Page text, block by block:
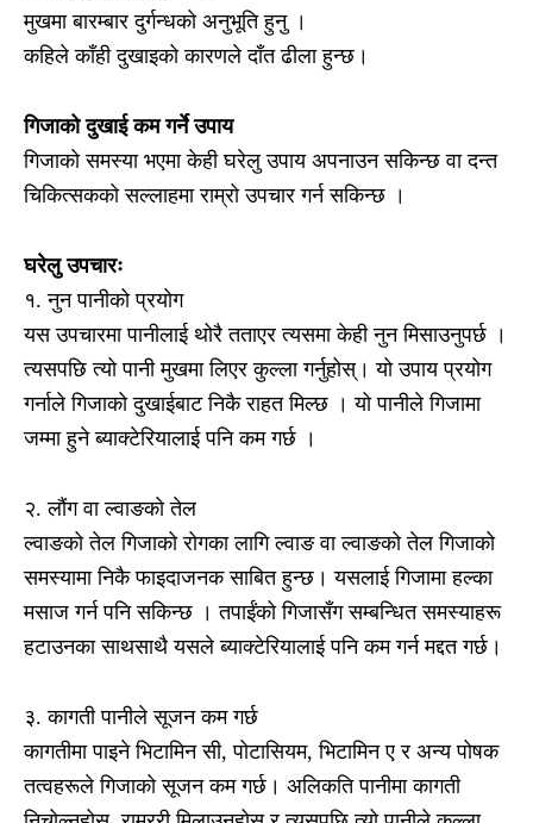
मुखमा बारम्बार दुर्गन्धको अनुभूति हुनु ।
कहिले काँही दुखाइको कारणले दाँत ढीला हुन्छ।
गिजाको दुखाई कम गर्ने उपाय
गिजाको समस्या भएमा केही घरेलु उपाय अपनाउन सकिन्छ वा दन्त
चिकित्सकको सल्लाहमा राम्रो उपचार गर्न सकिन्छ ।
घरेलु उपचारः
१. नुन पानीको प्रयोग
यस उपचारमा पानीलाई थोरै तताएर त्यसमा केही नुन मिसाउनुपर्छ ।
त्यसपछि त्यो पानी मुखमा लिएर कुल्ला गर्नुहोस्। यो उपाय प्रयोग
गर्नाले गिजाको दुखाईबाट निकै राहत मिल्छ । यो पानीले गिजामा
जम्मा हुने ब्याक्टेरियालाई पनि कम गर्छ ।
२. लौंग वा ल्वाङको तेल
ल्वाङको तेल गिजाको रोगका लागि ल्वाङ वा ल्वाङको तेल गिजाको
समस्यामा निकै फाइदाजनक साबित हुन्छ। यसलाई गिजामा हल्का
मसाज गर्न पनि सकिन्छ । तपाईंको गिजासँग सम्बन्धित समस्याहरू
हटाउनका साथसाथै यसले ब्याक्टेरियालाई पनि कम गर्न मद्दत गर्छ।
३. कागती पानीले सूजन कम गर्छ
कागतीमा पाइने भिटामिन सी, पोटासियम, भिटामिन ए र अन्य पोषक
तत्वहरूले गिजाको सूजन कम गर्छ। अलिकति पानीमा कागती